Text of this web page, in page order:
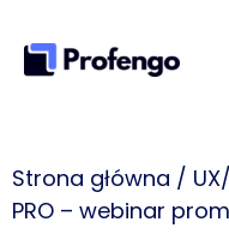
do
treści
Strona główna /
PRO​ – webinar